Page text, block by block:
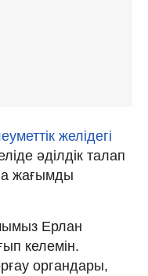
желідегі
әділдік талап
жағымды
Ерлан
келемін.
органдары,